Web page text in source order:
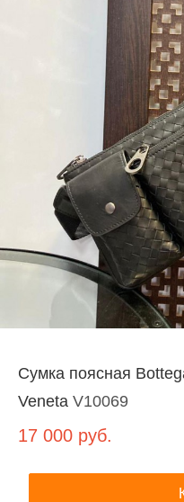
Сумка поясная
Veneta V10069
17 000 руб.